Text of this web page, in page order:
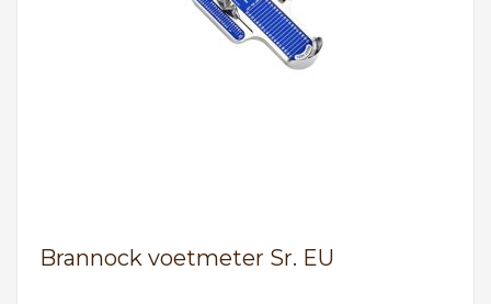
Brannock voetmeter Sr. EU